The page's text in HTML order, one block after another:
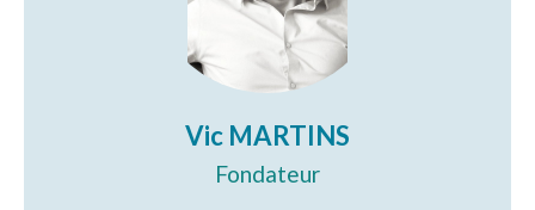
Vic MARTINS
Fondateur